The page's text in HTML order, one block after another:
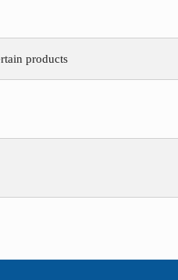
products